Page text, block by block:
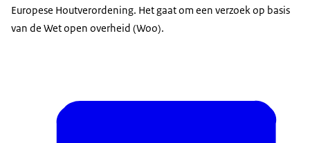
Europese Houtverordening. Het gaat om een verzoek op basis
van de Wet open overheid (Woo).